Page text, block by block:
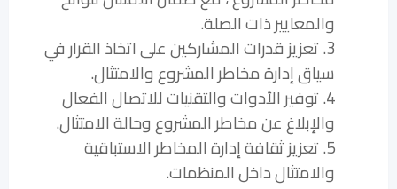
والمعايير ذات الصلة.
3. تعزيز قدرات المشاركين على اتخاذ القرار في
سياق إدارة مخاطر المشروع والامتثال.
4. توفير الأدوات والتقنيات للاتصال الفعال
والإبلاغ عن مخاطر المشروع وحالة الامتثال.
5. تعزيز ثقافة إدارة المخاطر الاستباقية
والامتثال داخل المنظمات.